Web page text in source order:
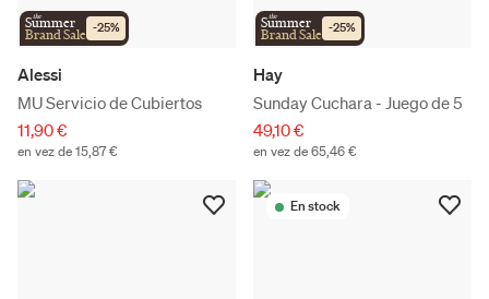
the
Summer
Brand Sale -25%
Alessi
MU Servicio de Cubiertos
11,90 €
en vez de 15,87 €
the
Summer
Brand Sale -25%
Hay
Sunday Cuchara - Juego de 5
49,10 €
en vez de 65,46 €
En stock